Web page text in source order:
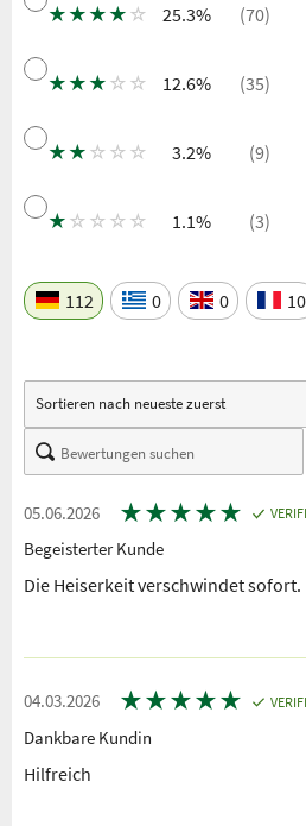
★ ★ ★ ★ ☆ 25.3% (70)
★ ★ ★ ☆ ☆ 12.6% (35)
★ ★ ☆ ☆ ☆ 3.2% (9)
★ ☆ ☆ ☆ ☆ 1.1% (3)
112 0 0 10
05.06.2026 ★★★★★
Begeisterter Kunde
Die Heiserkeit verschwindet sofort.
04.03.2026 ★★★★★
Dankbare Kundin
Hilfreich